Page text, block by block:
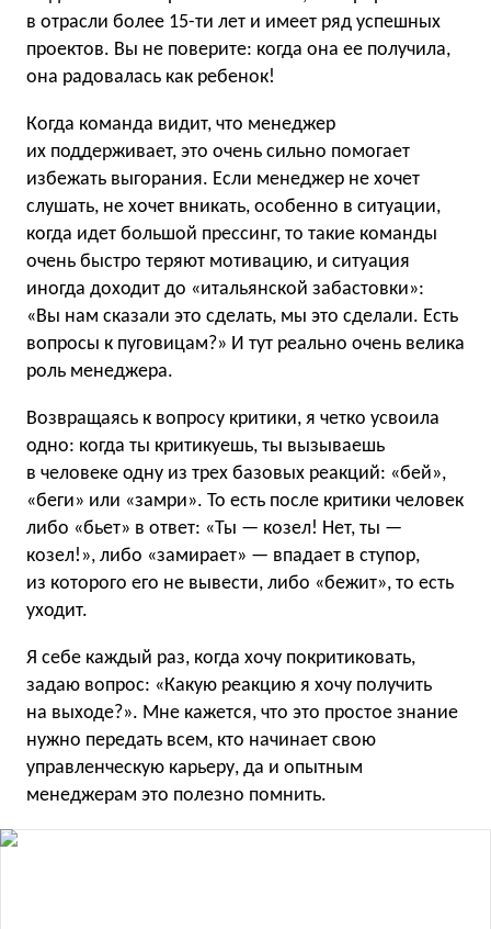
в отрасли более 15-ти лет и имеет ряд успешных
проектов. Вы не поверите: когда она ее получила,
она радовалась как ребенок!
Когда команда видит, что менеджер
их поддерживает, это очень сильно помогает
избежать выгорания. Если менеджер не хочет
слушать, не хочет вникать, особенно в ситуации,
когда идет большой прессинг, то такие команды
очень быстро теряют мотивацию, и ситуация
иногда доходит до «итальянской забастовки»:
«Вы нам сказали это сделать, мы это сделали. Есть
вопросы к пуговицам?» И тут реально очень велика
роль менеджера.
Возвращаясь к вопросу критики, я четко усвоила
одно: когда ты критикуешь, ты вызываешь
в человеке одну из трех базовых реакций: «бей»,
«беги» или «замри». То есть после критики человек
либо «бьет» в ответ: «Ты — козел! Нет, ты —
козел!», либо «замирает» — впадает в ступор,
из которого его не вывести, либо «бежит», то есть
уходит.
Я себе каждый раз, когда хочу покритиковать,
задаю вопрос: «Какую реакцию я хочу получить
на выходе?». Мне кажется, что это простое знание
нужно передать всем, кто начинает свою
управленческую карьеру, да и опытным
менеджерам это полезно помнить.